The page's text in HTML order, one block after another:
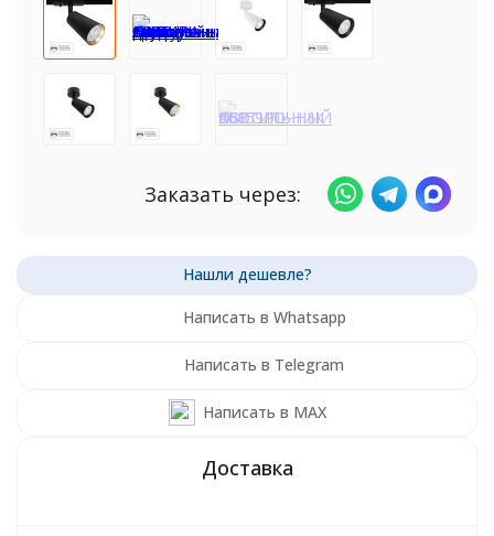
Заказать через:
Написать в Whatsapp
Написать в Telegram
Написать в MAX